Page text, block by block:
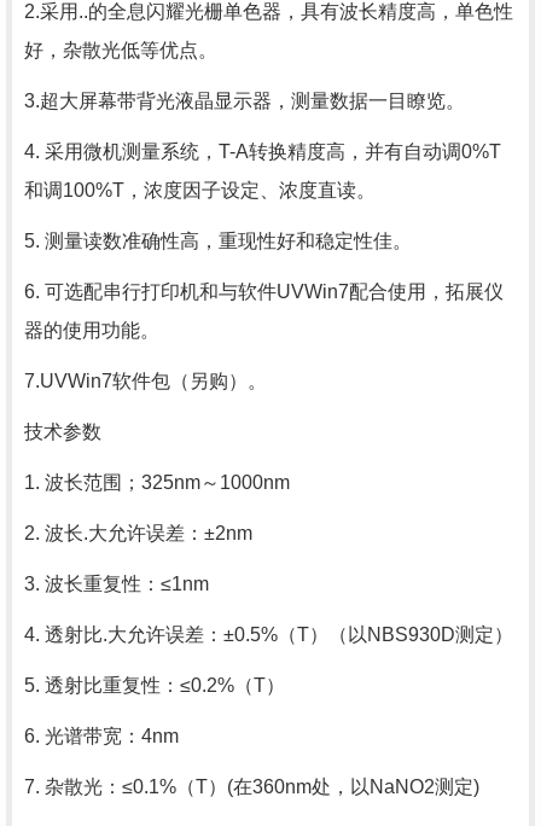
2.采用..的全息闪耀光栅单色器，具有波长精度高，单色性
好，杂散光低等优点。
3.超大屏幕带背光液晶显示器，测量数据一目瞭览。
4. 采用微机测量系统，T-A转换精度高，并有自动调0%T
和调100%T，浓度因子设定、浓度直读。
5. 测量读数准确性高，重现性好和稳定性佳。
6. 可选配串行打印机和与软件UVWin7配合使用，拓展仪
器的使用功能。
7.UVWin7软件包（另购）。
技术参数
1. 波长范围；325nm～1000nm
2. 波长.大允许误差：±2nm
3. 波长重复性：≤1nm
4. 透射比.大允许误差：±0.5%（T）（以NBS930D测定）
5. 透射比重复性：≤0.2%（T）
6. 光谱带宽：4nm
7. 杂散光：≤0.1%（T）(在360nm处，以NaNO2测定)